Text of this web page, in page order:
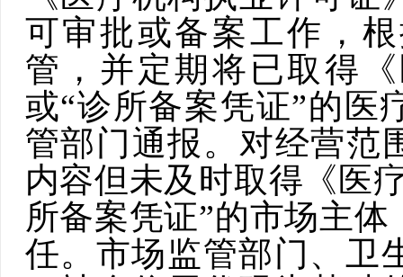
可审批或备案工作，
管，并定期将已取得
或“诊所备案凭证”的医
管部门通报。 对经营范
内容但未及时取得《医
所备案凭证”的市场主
任。 市场监管部门、卫